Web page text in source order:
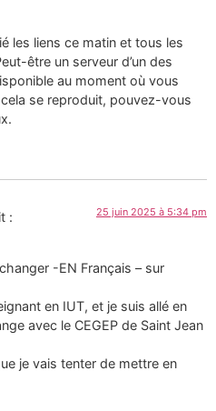
les liens ce matin et tous les
être un serveur d’un des
au moment où vous
cela se reproduit, pouvez-vous
: 25 juin 2025 à 5:34 pm
-EN Français – sur
en IUT, et je suis allé en
avec le CEGEP de Saint Jean
je vais tenter de mettre en